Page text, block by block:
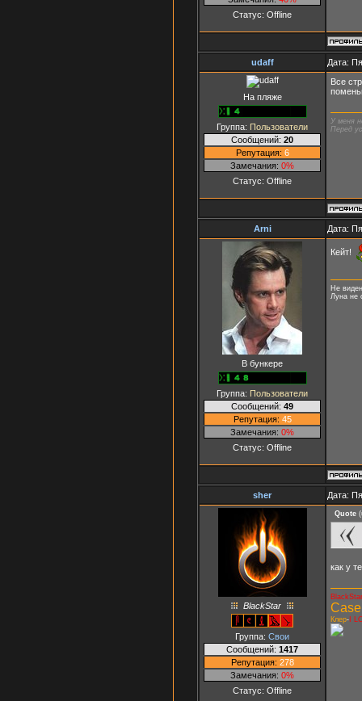
Статус: Offline
udaff Дата:
На пляже
Группа: Пользователи
Сообщений: 20
Репутация: 6
Замечания: 0%
Статус: Offline
Все
У меня
Перед
Arni Дата:
В бункере
Группа: Пользователи
Сообщений: 49
Репутация: 45
Замечания: 0%
Статус: Offline
Кейт!
Не
Луна не
sher Дата:
BlackStar
Группа: Свои
Сообщений: 1417
Репутация: 278
Замечания: 0%
Статус: Offline
Quote (
как у
Case
Клер- I